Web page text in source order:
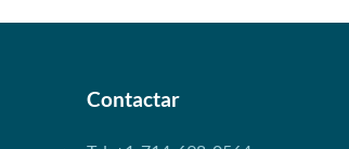
Cup 12 bars
venta: ¥3193
Contactar